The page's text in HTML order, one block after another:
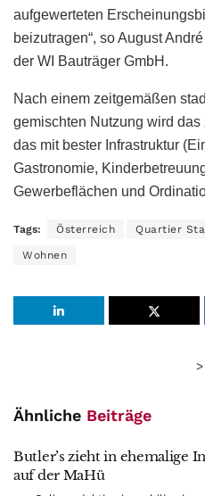
aufgewerteten
beizutragen“, so August
der WI Bauträger GmbH.
Nach einem zeitgemäßen
gemischten Nutzung wird
das mit bester Infrastruktur
Gastronomie,
Gewerbeflächen und
Tags: Österreich Quartier
Wohnen
>
Ähnliche Beiträge
Butler’s zieht in ehemalige
auf der MaHü